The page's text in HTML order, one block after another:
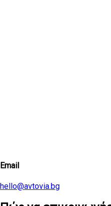
Email
hello@avtovia.bg